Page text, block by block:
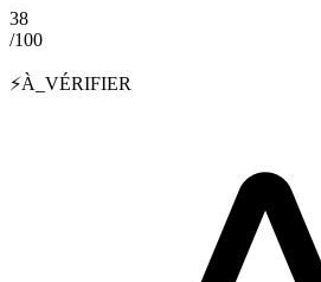
38
/100
⚡À_VÉRIFIER